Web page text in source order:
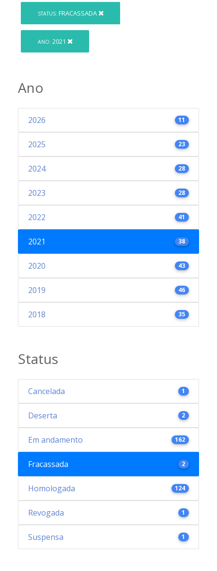
STATUS: FRACASSADA
ANO: 2021
Ano
2026 11
2025 23
2024 28
2023 28
2022 41
2021 38
2020 43
2019 46
2018 35
Status
Cancelada 1
Deserta 2
Em andamento 162
Fracassada 2
Homologada 124
Revogada 1
Suspensa 1